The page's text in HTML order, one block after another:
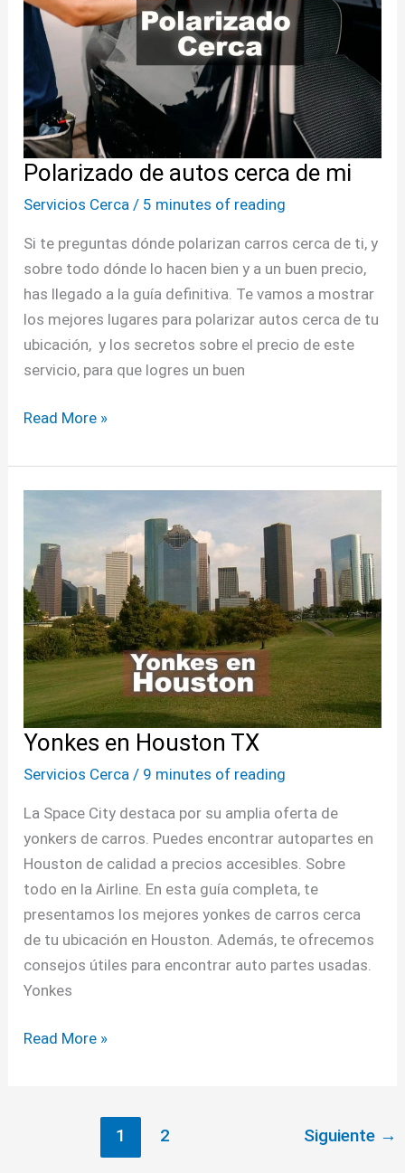
Polarizado de autos cerca de mi
Servicios Cerca / 5 minutes of reading
Si te preguntas dónde polarizan carros cerca de ti, y
sobre todo dónde lo hacen bien y a un buen precio,
has llegado a la guía definitiva. Te vamos a mostrar
los mejores lugares para polarizar autos cerca de tu
ubicación, y los secretos sobre el precio de este
servicio, para que logres un buen
de
Read More »
Yonkes en Houston TX
Servicios Cerca / 9 minutes of reading
La Space City destaca por su amplia oferta de
yonkers de carros. Puedes encontrar autopartes en
Houston de calidad a precios accesibles. Sobre
todo en la Airline. En esta guía completa, te
presentamos los mejores yonkes de carros cerca
de tu ubicación en Houston. Además, te ofrecemos
consejos útiles para encontrar auto partes usadas.
Yonkes
TX
Read More »
1 2 Siguiente →